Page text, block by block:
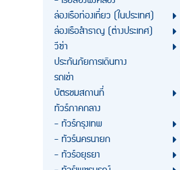
ล่องเรือท่องเที่ยว (ในประเทศ)
ล่องเรือสำราญ (ต่างประเทศ)
วีซ่า
ประกันภัยการเดินทาง
รถเช่า
บัตรชมสถานที่
ทัวร์ภาคกลาง
- ทัวร์กรุงเทพ
- ทัวร์นครนายก
- ทัวร์อยุธยา